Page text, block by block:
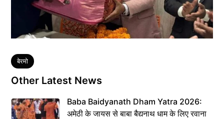
Tags
बेरमो
Other Latest News
Baba Baidyanath Dham Yatra 2026:
अमेठी के जायस से बाबा बैद्यनाथ धाम के लिए रवाना